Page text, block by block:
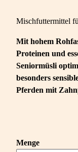
Mischfuttermittel
Mit hohem
Proteinen und
Seniormüsli
besonders
Pferden mit
Menge